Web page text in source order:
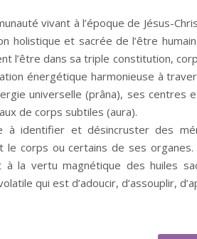
vivant à l’époque de Jésus-
holistique et sacrée de l’être
l’être dans sa triple constitution,
énergétique harmonieuse à
universelle (prâna), ses centres
de corps subtiles (aura).
à identifier et désincruster des
le corps ou certains de ses
à la vertu magnétique des huiles
qui est d’adoucir, d’assouplir,